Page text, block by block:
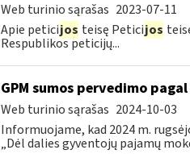
Web turinio sąrašas 2023-07-11
Apie peticijos teisę Peticijos
Respublikos peticijų...
GPM sumos pervedimo
Web turinio sąrašas 2024-10-03
Informuojame, kad 2024 m.
„Dėl dalies gyventojų pajamų